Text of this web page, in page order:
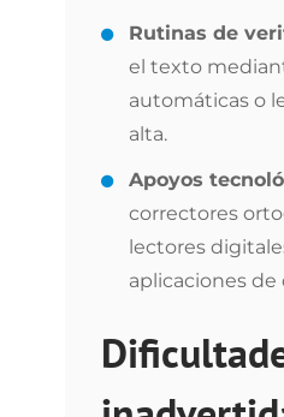
Rutinas de
el texto
automáticas o
alta.
Apoyos
correctores
lectores
aplicaciones de